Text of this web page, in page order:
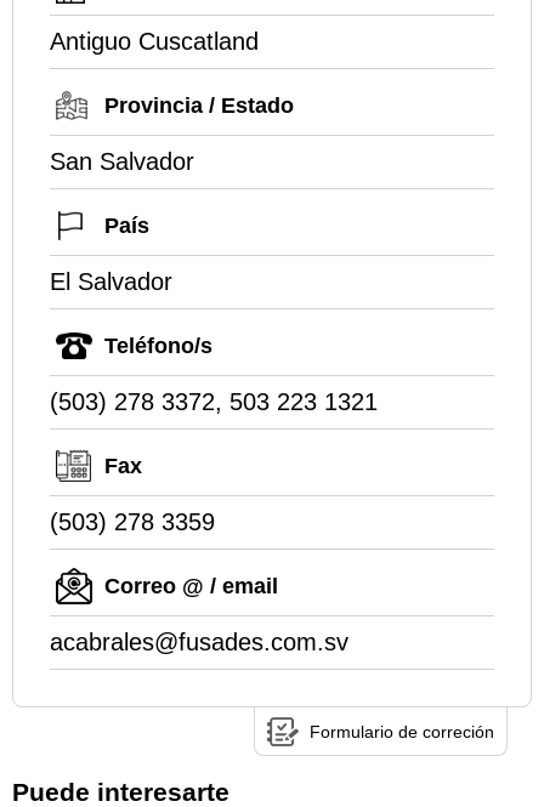
Antiguo Cuscatland
Provincia / Estado
San Salvador
País
El Salvador
Teléfono/s
(503) 278 3372, 503 223 1321
Fax
(503) 278 3359
Correo @ / email
acabrales@fusades.com.sv
Formulario de correción
Puede interesarte